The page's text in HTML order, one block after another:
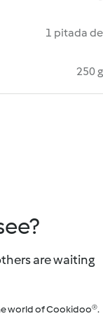
1 pitada de
250 g
are waiting
world of Cookidoo®.